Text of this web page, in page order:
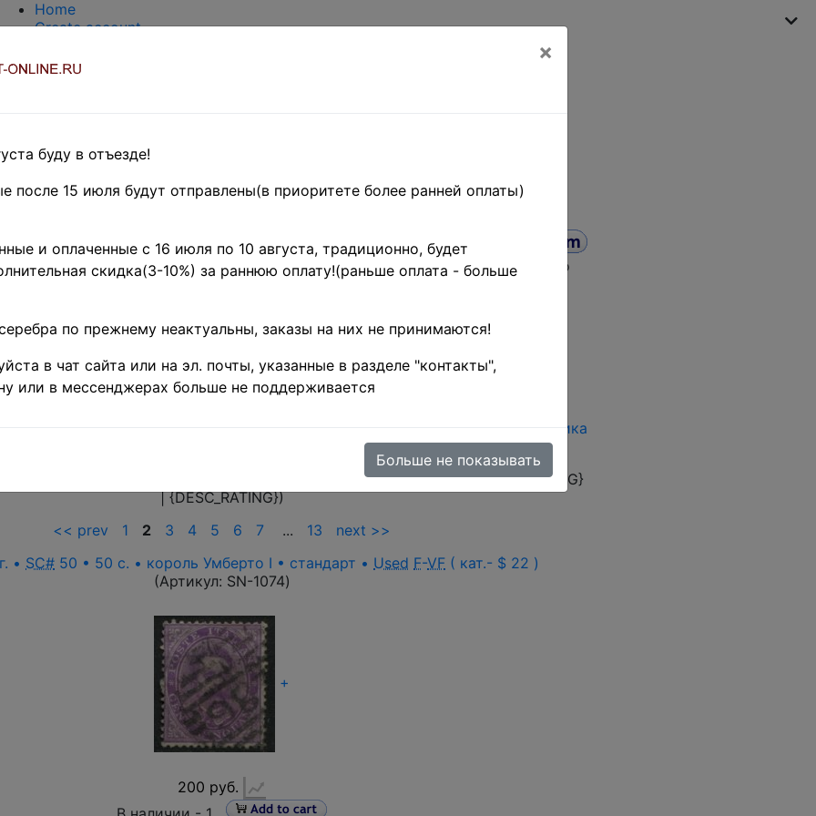
Home
Create account
About Collect-Online
Оценка и покупка
EASY SEARCH
» Италия и колонии
название товараПоиск цена от до
по изображению товара (тестовый режим)
Республика
Итальянские колонии(44)
), customer rating ({ASC_RATING}
| {DESC_RATING})
<< prev
1 2 3 4 5 6 7 ... 13
next >>
• SC# 50 • 50 c. • король Умберто I • стандарт • Used F-VF ( кат.- $ 22 )
(Артикул: SN-1074)
+
200 руб.
×
буду в отъезде!
после 15 июля будут отправлены(в приоритете более ранней оплаты)
и оплаченные с 16 июля по 10 августа, традиционно, будет
скидка(3-10%) за раннюю оплату!(раньше оплата - больше
по прежнему неактуальны, заказы на них не принимаются!
в чат сайта или на эл. почты, указанные в разделе "контакты",
или в мессенджерах больше не поддерживается
Больше не показывать